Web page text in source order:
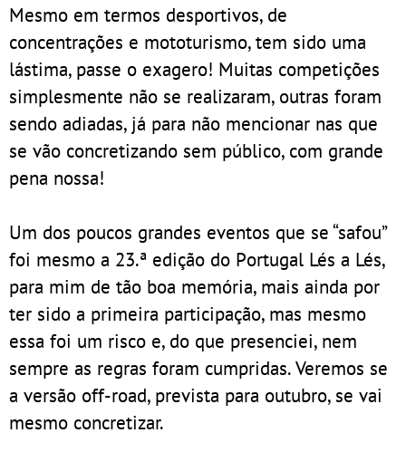
Mesmo em termos desportivos, de
concentrações e mototurismo, tem sido uma
lástima, passe o exagero! Muitas competições
simplesmente não se realizaram, outras foram
sendo adiadas, já para não mencionar nas que
se vão concretizando sem público, com grande
pena nossa!
Um dos poucos grandes eventos que se “safou”
foi mesmo a 23.ª edição do Portugal Lés a Lés,
para mim de tão boa memória, mais ainda por
ter sido a primeira participação, mas mesmo
essa foi um risco e, do que presenciei, nem
sempre as regras foram cumpridas. Veremos se
a versão off-road, prevista para outubro, se vai
mesmo concretizar.